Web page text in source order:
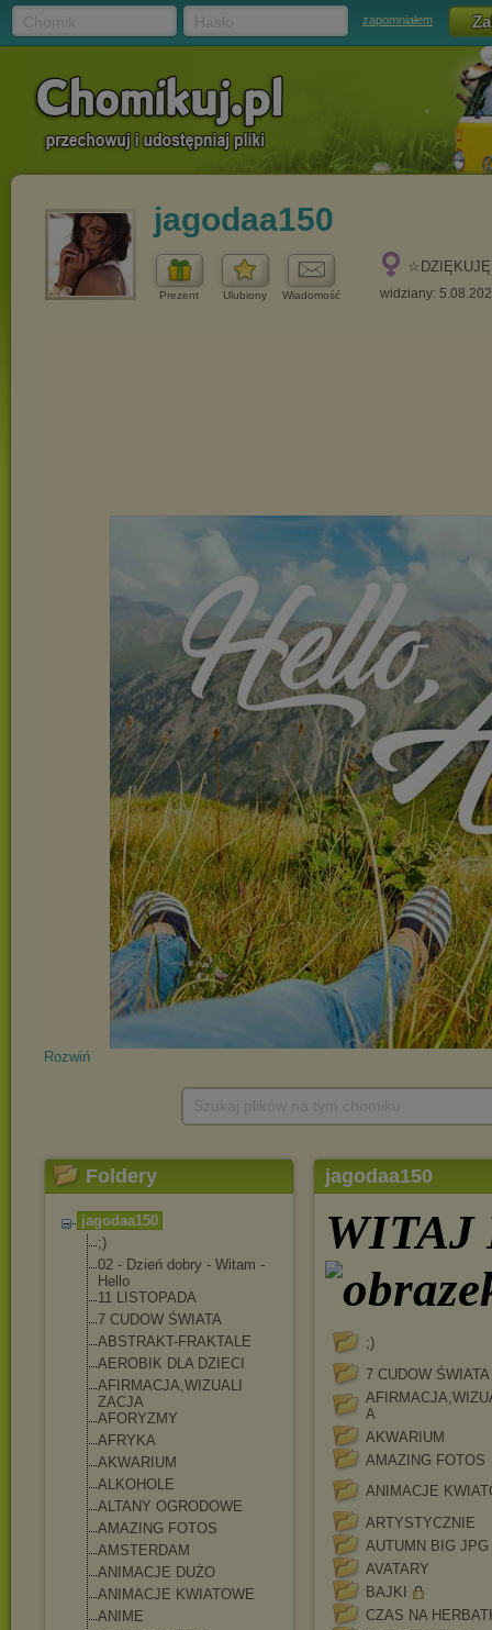
zapomniałem
jagodaa150
Prezent Ulubiony Wiadomość widziany:
Rozwiń
Foldery
jagodaa150
;)
02 - Dzień dobry - Witam -
Hello
11 LISTOPADA
7 CUDOW ŚWIATA
ABSTRAKT-FRAKTALE
AEROBIK DLA DZIECI
AFIRMACJA,WIZUALI
ZACJA
AFORYZMY
AFRYKA
AKWARIUM
ALKOHOLE
ALTANY OGRODOWE
AMAZING FOTOS
AMSTERDAM
ANIMACJE DUŻO
ANIMACJE KWIATOWE
ANIME
jagodaa150
WITAJ
;)
7 CUDOW ŚWIATA
A
AKWARIUM
AMAZING FOTOS
ANIMACJE
ARTYSTYCZNIE
AUTUMN BIG JPG
AVATARY
BAJKI
CZAS NA